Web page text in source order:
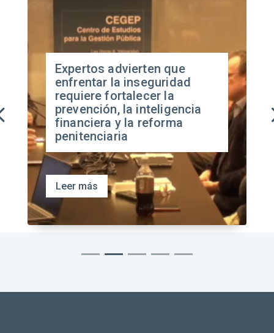
Expertos advierten que
enfrentar la inseguridad
requiere fortalecer la
prevención, la inteligencia
financiera y la reforma
penitenciaria
Leer más